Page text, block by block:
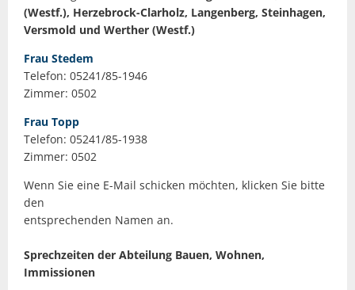
(Westf.), Herzebrock-Clarholz, Langenberg, Steinhagen,
Versmold und Werther (Westf.)
Frau Stedem
Telefon: 05241/85-1946
Zimmer: 0502
Frau Topp
Telefon: 05241/85-1938
Zimmer: 0502
Wenn Sie eine E-Mail schicken möchten, klicken Sie bitte
den
entsprechenden Namen an.
Sprechzeiten der Abteilung Bauen, Wohnen,
Immissionen